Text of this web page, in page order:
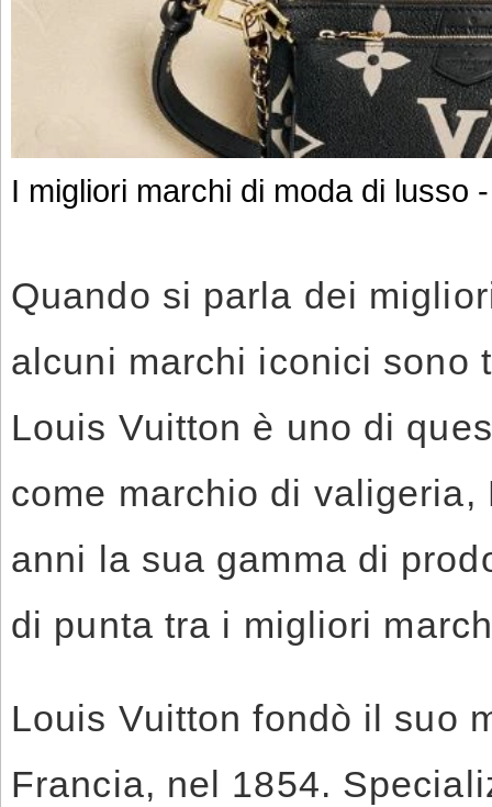
I migliori marchi di moda di lusso
Quando si parla dei
alcuni marchi iconici sono
Louis Vuitton è uno di
come marchio di
anni la sua gamma di
di punta tra i migliori
Louis Vuitton fondò il suo
Francia, nel 1854.